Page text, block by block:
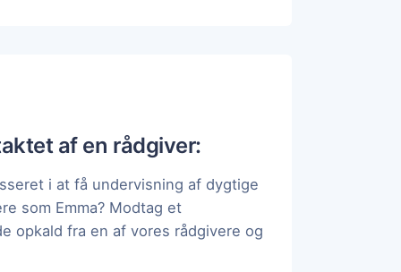
af en rådgiver:
i at få undervisning af dygtige
som Emma? Modtag et
opkald fra en af vores rådgivere og